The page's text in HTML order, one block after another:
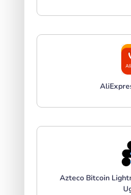
Azteco Bitcoin